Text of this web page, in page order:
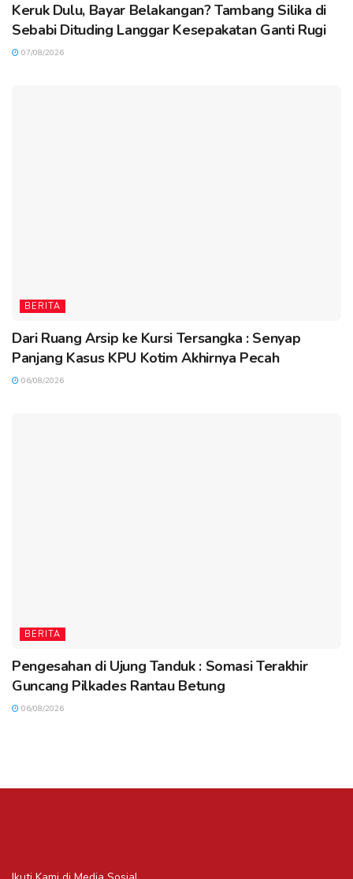
Keruk Dulu, Bayar Belakangan? Tambang Silika di
Sebabi Dituding Langgar Kesepakatan Ganti Rugi
07/08/2026
BERITA
Dari Ruang Arsip ke Kursi Tersangka : Senyap
Panjang Kasus KPU Kotim Akhirnya Pecah
06/08/2026
BERITA
Pengesahan di Ujung Tanduk : Somasi Terakhir
Guncang Pilkades Rantau Betung
06/08/2026